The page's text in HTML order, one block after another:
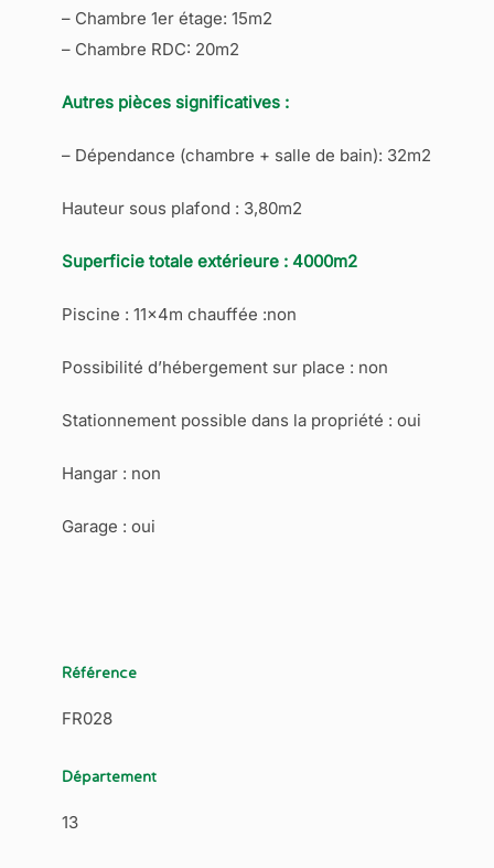
– Chambre 1er étage: 15m2
– Chambre RDC: 20m2
Autres pièces significatives :
– Dépendance (chambre + salle de bain): 32m2
Hauteur sous plafond : 3,80m2
Superficie totale extérieure : 4000m2
Piscine : 11x4m chauffée :non
Possibilité d’hébergement sur place : non
Stationnement possible dans la propriété : oui
Hangar : non
Garage : oui
Référence
FR028
Département
13